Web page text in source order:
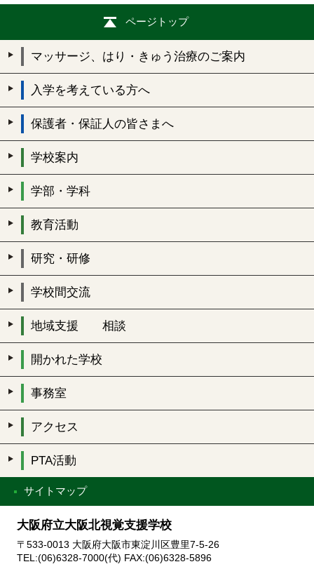
ページトップ
マッサージ、はり・きゅう治療のご案内
入学を考えている方へ
保護者・保証人の皆さまへ
学校案内
学部・学科
教育活動
研究・研修
学校間交流
地域支援 相談
開かれた学校
事務室
アクセス
PTA活動
サイトマップ
大阪府立大阪北視覚支援学校
〒533-0013 大阪府大阪市東淀川区豊里7-5-26
TEL:(06)6328-7000(代) FAX:(06)6328-5896